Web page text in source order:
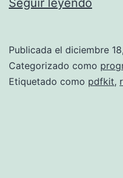
Seguir leyendo
t
a
Publicada el diciembre
Categorizado como
Etiquetado como pdfkit,